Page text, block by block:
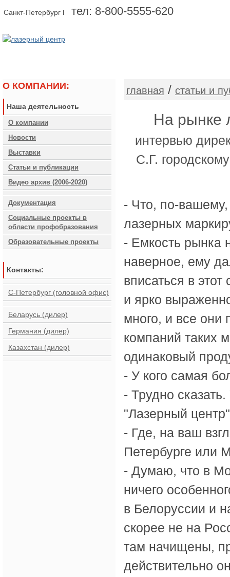
Санкт-Петербург l тел: 8-800-5555-620
О КОМПАНИИ:
Наша деятельность
О компании
Новости
Выставки
Статьи и публикации
Видео архив (2006-2020)
Документация
Социальные проекты в
области профобразования
Образовательные проекты
Контакты:
С-Петербург (головной офис)
Беларусь (дилер)
Германия (дилер)
Казахстан (дилер)
главная / статьи и
На рынке
интервью
С.Г.
- Что, по-вашему,
лазерных
- Емкость рынка
наверное, ему
вписаться в этот
и ярко
много, и все они
компаний таких
одинаковый
- У кого самая
- Трудно
"Лазерный
- Где, на ваш
Петербурге или
- Думаю, что в
ничего
в Белоруссии и
скорее не на
там начищены,
действительно